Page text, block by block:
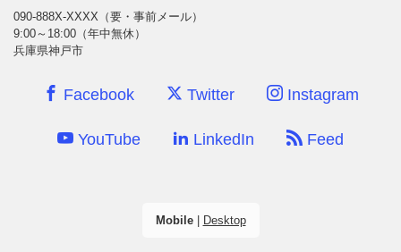
090-888X-XXXX（要・事前メール）
9:00～18:00（年中無休）
兵庫県神戸市
Facebook Twitter Instagram
YouTube LinkedIn Feed
Mobile| Desktop